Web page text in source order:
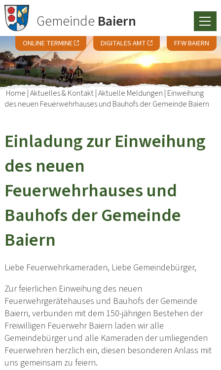
ONLINE TERMINE DIGITALES AMT FFW BAIERN
Gemeinde Baiern
Home |Aktuelles & Kontakt|Aktuelle Meldungen | Einweihung
des neuen Feuerwehrhauses und Bauhofs der Gemeinde Baiern
Einladung zur Einweihung
des neuen
Feuerwehrhauses und
Bauhofs der Gemeinde
Baiern
Liebe Feuerwehrkameraden, Liebe Gemeindebürger,
Zur feierlichen Einweihung des neuen
Feuerwehrgerätehauses und Bauhofs der Gemeinde
Baiern, verbunden mit dem 150-jährigen Bestehen der
Freiwilligen Feuerwehr Baiern laden wir alle
Gemeindebürger und alle Kameraden der umliegenden
Feuerwehren herzlich ein, diesen besonderen Anlass mit
uns gemeinsam zu feiern.